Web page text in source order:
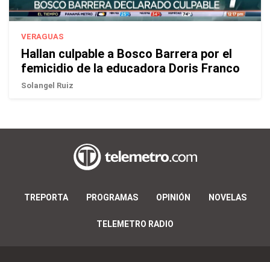
VERAGUAS
Hallan culpable a Bosco Barrera por el
femicidio de la educadora Doris Franco
Solangel Ruiz
TREPORTA PROGRAMAS OPINIÓN NOVELAS
TELEMETRO RADIO